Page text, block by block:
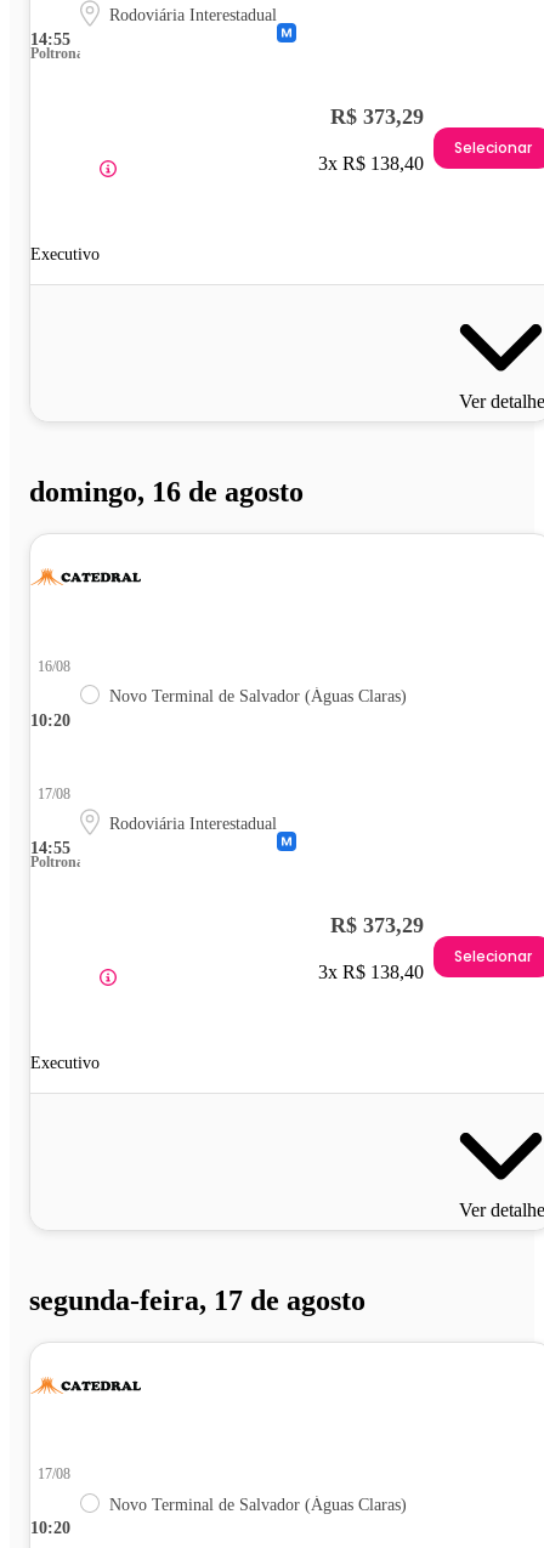
14:55
Rodoviária Interestadual
Poltrona
Executivo
R$ 373,29
3x R$ 138,40
Selecionar
Ver
domingo, 16 de agosto
10:20
16/08
Novo Terminal de Salvador (Águas Claras)
14:55
17/08
Rodoviária Interestadual
Poltrona
Executivo
R$ 373,29
3x R$ 138,40
Selecionar
Ver
segunda-feira, 17 de agosto
10:20
17/08
Novo Terminal de Salvador (Águas Claras)